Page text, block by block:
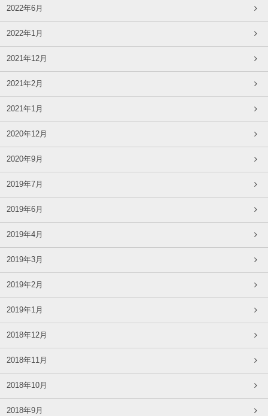
2022年6月
2022年1月
2021年12月
2021年2月
2021年1月
2020年12月
2020年9月
2019年7月
2019年6月
2019年4月
2019年3月
2019年2月
2019年1月
2018年12月
2018年11月
2018年10月
2018年9月